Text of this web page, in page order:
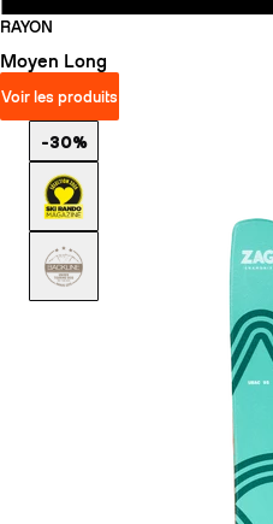
RAYON
Moyen Long
Voir les produits
-30%